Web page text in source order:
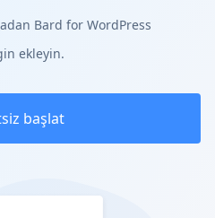
Bard for WordPress
ekleyin.
başlat